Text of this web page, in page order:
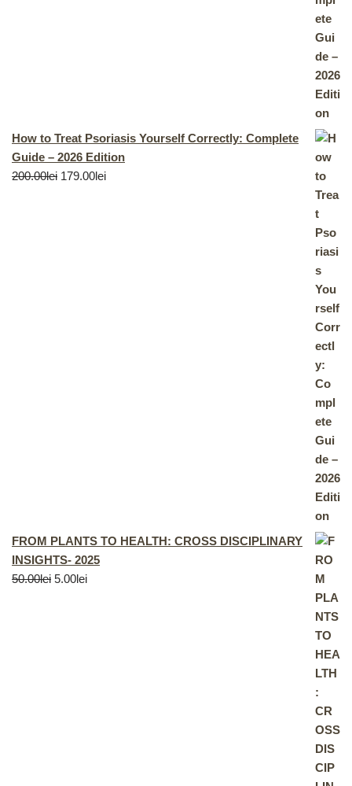
How to Treat Psoriasis Yourself Correctly: Complete
Guide – 2026 Edition
200.00lei 179.00lei
FROM PLANTS TO HEALTH: CROSS DISCIPLINARY
INSIGHTS- 2025
50.00lei 5.00lei